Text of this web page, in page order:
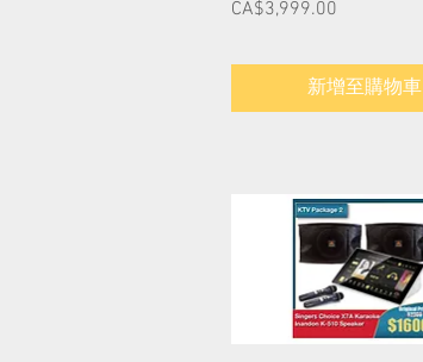
價格
CA$3,999.00
新增至購物車